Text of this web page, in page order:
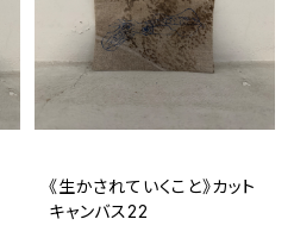
《生かされていくこと》カット
キャンバス22